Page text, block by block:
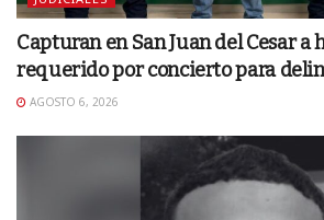
Capturan en San Juan del Cesar a
requerido por concierto para
AGOSTO 6, 2026